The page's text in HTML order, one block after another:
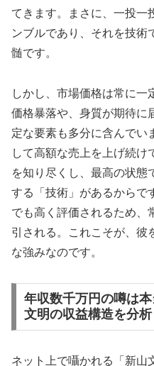
てきます。まさに、一投一
ンブルであり、それを技術
髄です。
しかし、市場価格は常に一
価格暴落や、身質が期待に
定な要素も多分に含んでい
して高額な売上を上げ続け
を知り尽くし、最高の状態
する「技術」があるからで
でも高く評価されるため、
引される。これこそが、彼
な強みなのです。
年収数千万円の噂は
文明の収益構造を分析
ネット上で囁かれる「新山